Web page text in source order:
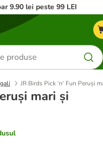
9.90 lei peste 99 LEI
JR Birds Pick ‘n‘ Fun Peruși
mari și